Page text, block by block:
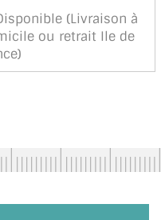
au
de l'acier
une grande
(Livraison à
ou retrait Ile de